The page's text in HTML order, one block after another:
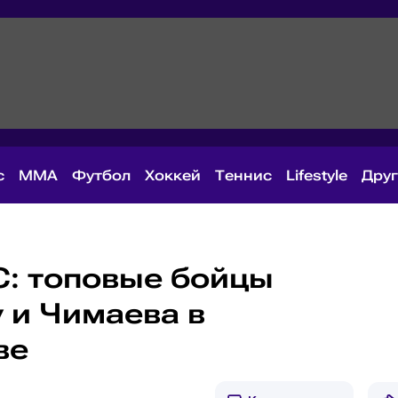
MMA Футбол Хоккей Теннис Lifestyle
топовые бойцы
и Чимаева в